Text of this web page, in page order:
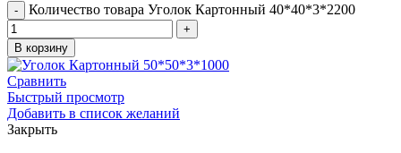
Количество товара Уголок Картонный 40*40*3*2200
В корзину
Сравнить
Быстрый просмотр
Добавить в список желаний
Закрыть